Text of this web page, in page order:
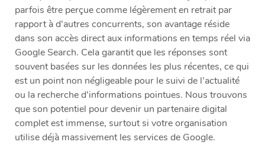
parfois être perçue comme légèrement en retrait par
rapport à d’autres concurrents, son avantage réside
dans son accès direct aux informations en temps réel via
Google Search. Cela garantit que les réponses sont
souvent basées sur les données les plus récentes, ce qui
est un point non négligeable pour le suivi de l’actualité
ou la recherche d’informations pointues. Nous trouvons
que son potentiel pour devenir un partenaire digital
complet est immense, surtout si votre organisation
utilise déjà massivement les services de Google.